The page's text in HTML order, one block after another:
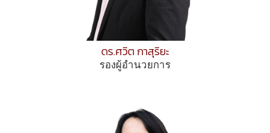
ดร.ศวิต กาสุริยะ
รองผู้อำนวยการ